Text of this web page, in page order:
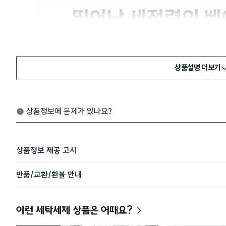
상품설명 더보기
상품정보에 문제가 있나요?
상품정보 제공 고시
반품/교환/환불 안내
이런 세탁세제 상품은 어때요?